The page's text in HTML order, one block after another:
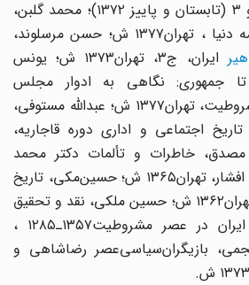
اسناد ، سال‌۳، دفتر ۲ و ۳ (تابستان ‌و پاییز ۱۳۷۲)؛ محمد گلبن‌،
فهرست‌ سی‌ساله سالنامه‌ دنیا ، تهران‌۱۳۷۷ ش‌؛ حسن ‌مرسلوند،
ایران‌، ج‌۳، تهران‌۱۳۷۳ ش‌؛ یونس
جمهوری‌: نگاهی به‌ ادوار مجلس
‌قانونگذاری‌ در دوران ‌مشروطیت‌، تهران‌۱۳۷۷ ش‌؛ عبداللّه ‌مستوفی‌،
اجتماعی‌ و اداری‌ دوره قاجاریه‌،
مصدق‌، خاطرات‌ و تألمات ‌دکتر محمد
مصدق‌، به‌ کوشش‌ ایرج‌ افشار، تهران‌۱۳۶۵ ش‌؛ حسین‌مکی‌، تاریخ‌
بیست‌ساله ایران‌، ج‌۶، تهران‌۱۳۶۲ ش‌؛ حسین‌ ملکی‌، نقد و تحقیق
‌تاریخی‌، ج‌۱: دولتهای‌ ایران‌ در عصر مشروطیت‌۱۳۵۷ـ۱۲۸۵ ،
نجمی‌، بازیگران‌سیاسی‌عصر رضاشاهی ‌و